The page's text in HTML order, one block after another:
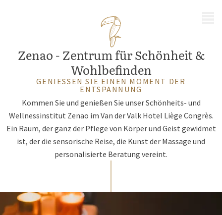
Zenao - Zentrum für Schönheit &
Wohlbefinden
GENIESSEN SIE EINEN MOMENT DER E
NTSPANNUNG
Kommen Sie und genießen Sie unser Schönheits- und
Wellnessinstitut Zenao im Van der Valk Hotel Liège Congrès.
Ein Raum, der ganz der Pflege von Körper und Geist gewidmet
ist, der die sensorische Reise, die Kunst der Massage und
personalisierte Beratung vereint.